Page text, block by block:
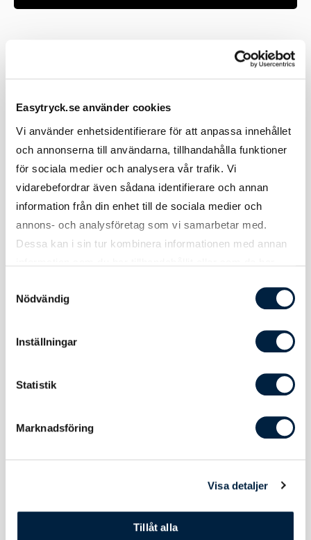
Easytryck.se använder cookies
Vi använder enhetsidentifierare för att anpassa innehållet
och annonserna till användarna, tillhandahålla funktioner
för sociala medier och analysera vår trafik. Vi
vidarebefordrar även sådana identifierare och annan
information från din enhet till de sociala medier och
annons- och analysföretag som vi samarbetar med.
Dessa kan i sin tur kombinera informationen med annan
Nödvändig
Inställningar
Statistik
Marknadsföring
Visa detaljer
Tillåt alla
Konstläderpapper, FSC-certifierat syrafritt
Bredd 134 mm
Höjd 10 mm
Vikt 340 gram
Att tänka på